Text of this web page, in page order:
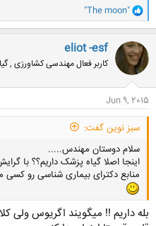
و
ا
ک
ن
ش
ه
ا
"The moon"
eliot -esf
کاربر فعال مهندسی کشاورزی ,
Jun 9, 2015
سبز نوین گفت:
سلام دوستان مهندس.....
اینجا اصلا گیاه پزشک داریم؟؟ با
منابع دکترای بیماری شناسی رو کسی
بله داریم !! میگویند اگریوس ولی